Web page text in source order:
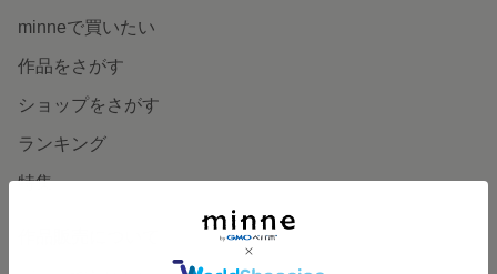
minneで買いたい
作品をさがす
ショップをさがす
ランキング
特集